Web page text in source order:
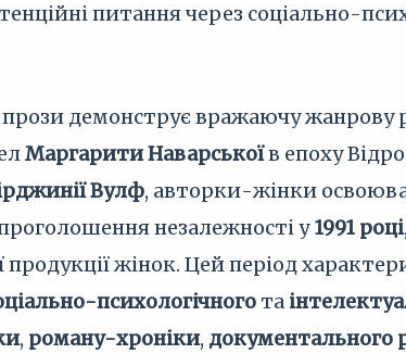
питання через соціально-
демонструє вражаючу жанрову
Маргарити Наварськоїв епоху
Вулф, авторки-жінки
незалежності у1991 році
продукції жінок. Цей період
психологічного та
, роману-хроніки, документального